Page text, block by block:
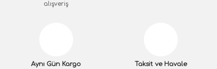
alışveriş
Aynı Gün Kargo
Taksit ve Havale